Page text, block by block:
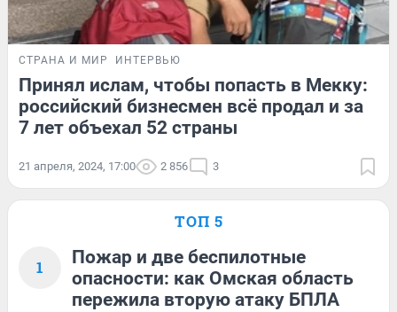
СТРАНА И МИР ИНТЕРВЬЮ
Принял ислам, чтобы попасть в Мекку:
российский бизнесмен всё продал и за
7 лет объехал 52 страны
21 апреля, 2024, 17:00 2 856 3
ТОП 5
1
Пожар и две беспилотные
опасности: как Омская область
пережила вторую атаку БПЛА